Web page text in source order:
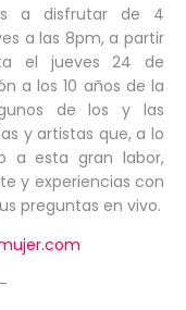
a disfrutar de 4
a las 8pm, a partir
el jueves 24 de
a los 10 años de la
de los y las
y artistas que, a lo
a esta gran labor,
y experiencias con
preguntas en vivo.